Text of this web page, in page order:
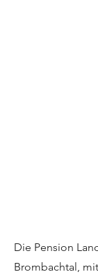
Die Pension
Brombachtal,